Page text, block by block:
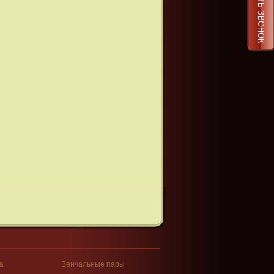
Венчальные пары